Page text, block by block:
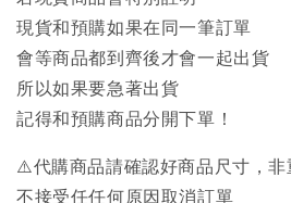
現貨和預購如果在同一筆訂單
會等商品都到齊後才會一起出貨
所以如果要急著出貨
記得和預購商品分開下單！
⚠️代購商品請確認好商品尺寸，非
不接受任任何原因取消訂單